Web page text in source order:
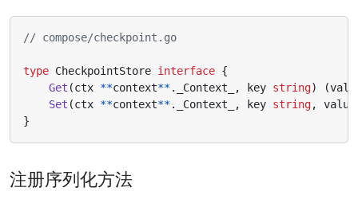
// compose/checkpoint.go
type CheckpointStore interface {
Get (ctx **context**. _Context_ , key string) (
Set (ctx **context**. _Context_ , key string,
value
}
注册序列化方法